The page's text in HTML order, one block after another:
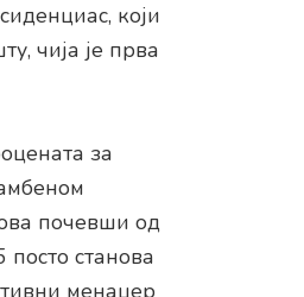
који
чија је прва
за
почевши од
станова